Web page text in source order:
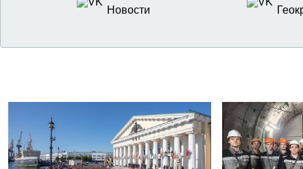
Новости